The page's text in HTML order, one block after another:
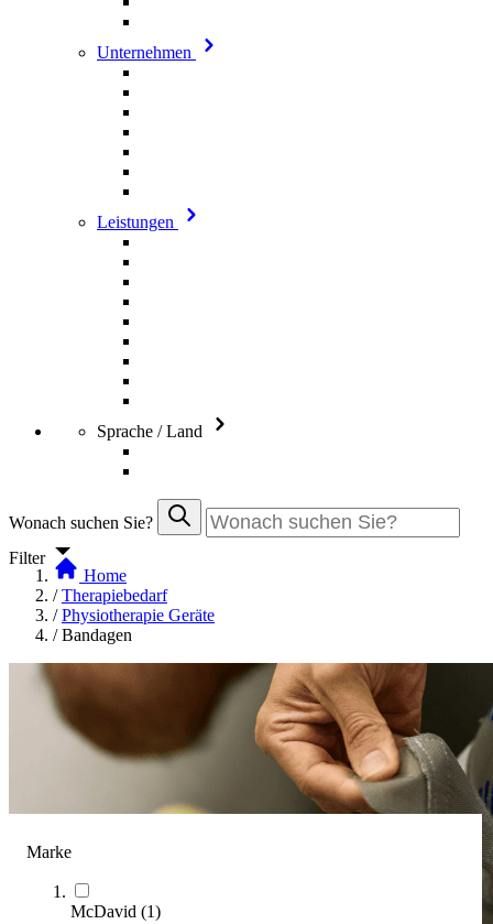
Unternehmen
Leistungen
Sprache / Land
Wonach suchen Sie?
Filter
Marke
McDavid (1)
Home
/ Therapiebedarf
/ Physiotherapie Geräte
/ Bandagen